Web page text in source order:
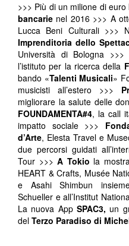
>>> Più di un milione di
bancarie nel 2016 >>> A
Lucca Beni Culturali >>>
Imprenditoria dello
Università di Bologna >>>
l’istituto per la ricerca della
bando «Talenti Musicali»
musicisti all’estero >>>
migliorare la salute delle
FOUNDAMENTA#4, la call
impatto sociale >>>
d’Arte, Elesta Travel e
due percorsi guidati
Tour >>>A Tokio la
HEART & Crafts, Musée
e Asahi Shimbun
Schueller e all’Institut
La nuova AppSPAC3, un
del Terzo Paradiso di